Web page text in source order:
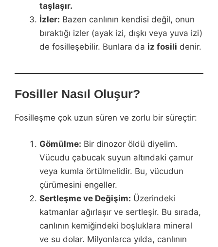
taşlaşır.
İzler: Bazen canlının kendisi değil, onun
bıraktığı izler (ayak izi, dışkı veya yuva izi)
de fosilleşebilir. Bunlara da iz fosili denir.
Fosiller Nasıl Oluşur?
Fosilleşme çok uzun süren ve zorlu bir süreçtir:
Gömülme: Bir dinozor öldü diyelim.
Vücudu çabucak suyun altındaki çamur
veya kumla örtülmelidir. Bu, vücudun
çürümesini engeller.
Sertleşme ve Değişim: Üzerindeki
katmanlar ağırlaşır ve sertleşir. Bu sırada,
canlının kemiğindeki boşluklara mineral
ve su dolar. Milyonlarca yılda, canlının